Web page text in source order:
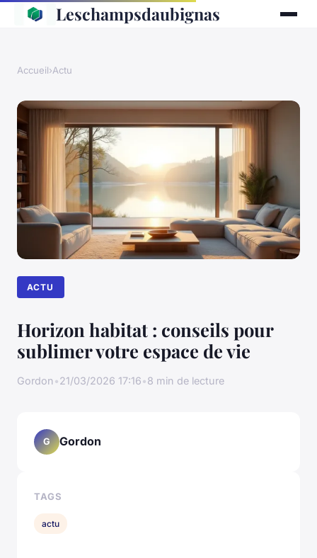
Leschampsdaubignas
Accueil›Actu
ACTU
Horizon habitat : conseils pour
sublimer votre espace de vie
Gordon•21/03/2026 17:16•8 min de lecture
G Gordon
TAGS
actu